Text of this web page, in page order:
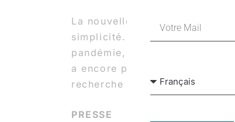
La nouvelle création
simplicité. Après dix années
pandémie, il recherche un
a encore peu explorées (les
recherche et de création
PRESSE